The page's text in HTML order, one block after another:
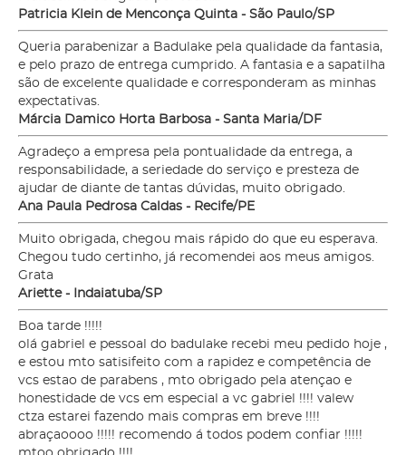
Patricia Klein de Menconça Quinta - São Paulo/SP
Queria parabenizar a Badulake pela qualidade da fantasia,
e pelo prazo de entrega cumprido. A fantasia e a sapatilha
são de excelente qualidade e corresponderam as minhas
expectativas.
Márcia Damico Horta Barbosa - Santa Maria/DF
Agradeço a empresa pela pontualidade da entrega, a
responsabilidade, a seriedade do serviço e presteza de
ajudar de diante de tantas dúvidas, muito obrigado.
Ana Paula Pedrosa Caldas - Recife/PE
Muito obrigada, chegou mais rápido do que eu esperava.
Chegou tudo certinho, já recomendei aos meus amigos.
Grata
Ariette - Indaiatuba/SP
Boa tarde !!!!!
olá gabriel e pessoal do badulake recebi meu pedido hoje ,
e estou mto satisifeito com a rapidez e competência de
vcs estao de parabens , mto obrigado pela atençao e
honestidade de vcs em especial a vc gabriel !!!! valew
ctza estarei fazendo mais compras em breve !!!!
abraçaoooo !!!!! recomendo á todos podem confiar !!!!!